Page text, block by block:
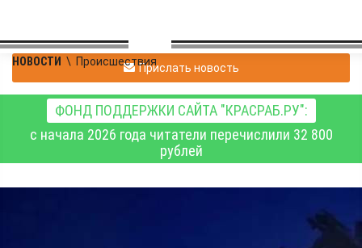
НОВОСТИ \ ПроисшествияПрислать новость
ФОНД ПОДДЕРЖКИ САЙТА "КРАСРАБ.РУ":
с начала 2026 года читатели перечислили 32 800
рублей